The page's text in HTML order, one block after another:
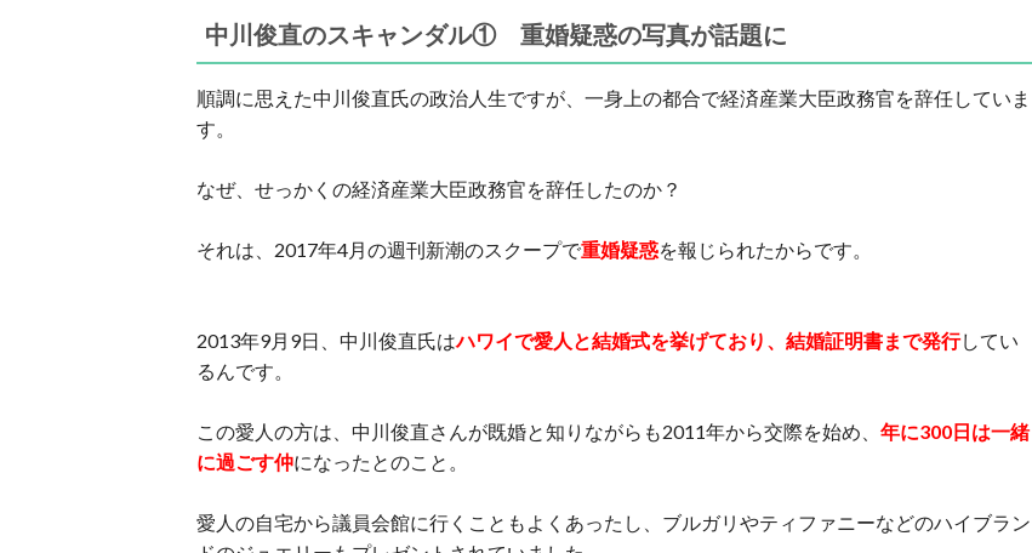
中川俊直のスキャンダル① 重婚疑惑の写真が話題に
順調に思えた中川俊直氏の政治人生ですが、一身上の都合で経済産業大臣政務官を辞任していま
す。
なぜ、せっかくの経済産業大臣政務官を辞任したのか？
それは、2017年4月の週刊新潮のスクープで重婚疑惑を報じられたからです。
2013年9月9日、中川俊直氏はハワイで愛人と結婚式を挙げており、結婚証明書まで発行してい
るんです。
この愛人の方は、中川俊直さんが既婚と知りながらも2011年から交際を始め、 年に300日は一緒
に過ごす仲になったとのこと。
愛人の自宅から議員会館に行くこともよくあったし、ブルガリやティファニーなどのハイブラン